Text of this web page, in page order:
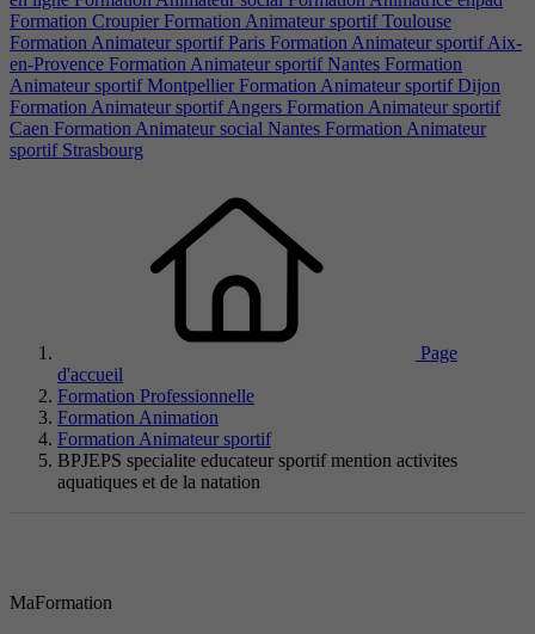
Formation Croupier Formation Animateur sportif Toulouse
Formation Animateur sportif Paris Formation Animateur sportif Aix-
en-Provence Formation Animateur sportif Nantes Formation
Animateur sportif Montpellier Formation Animateur sportif Dijon
Formation Animateur sportif Angers Formation Animateur sportif
Caen Formation Animateur social Nantes Formation Animateur
sportif Strasbourg
Page
d'accueil
Formation Professionnelle
Formation Animation
Formation Animateur sportif
BPJEPS specialite educateur sportif mention activites
aquatiques et de la natation
MaFormation